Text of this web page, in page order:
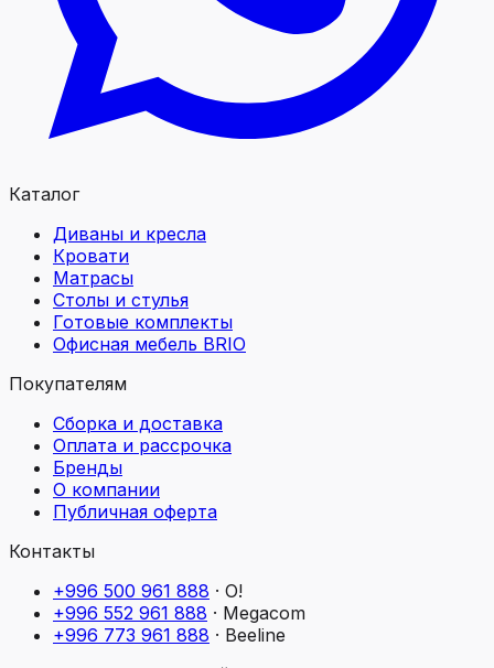
Каталог
Диваны и кресла
Кровати
Матрасы
Столы и стулья
Готовые комплекты
Офисная мебель BRIO
Покупателям
Сборка и доставка
Оплата и рассрочка
Бренды
О компании
Публичная оферта
Контакты
+996 500 961 888 · O!
+996 552 961 888 · Megacom
+996 773 961 888 · Beeline